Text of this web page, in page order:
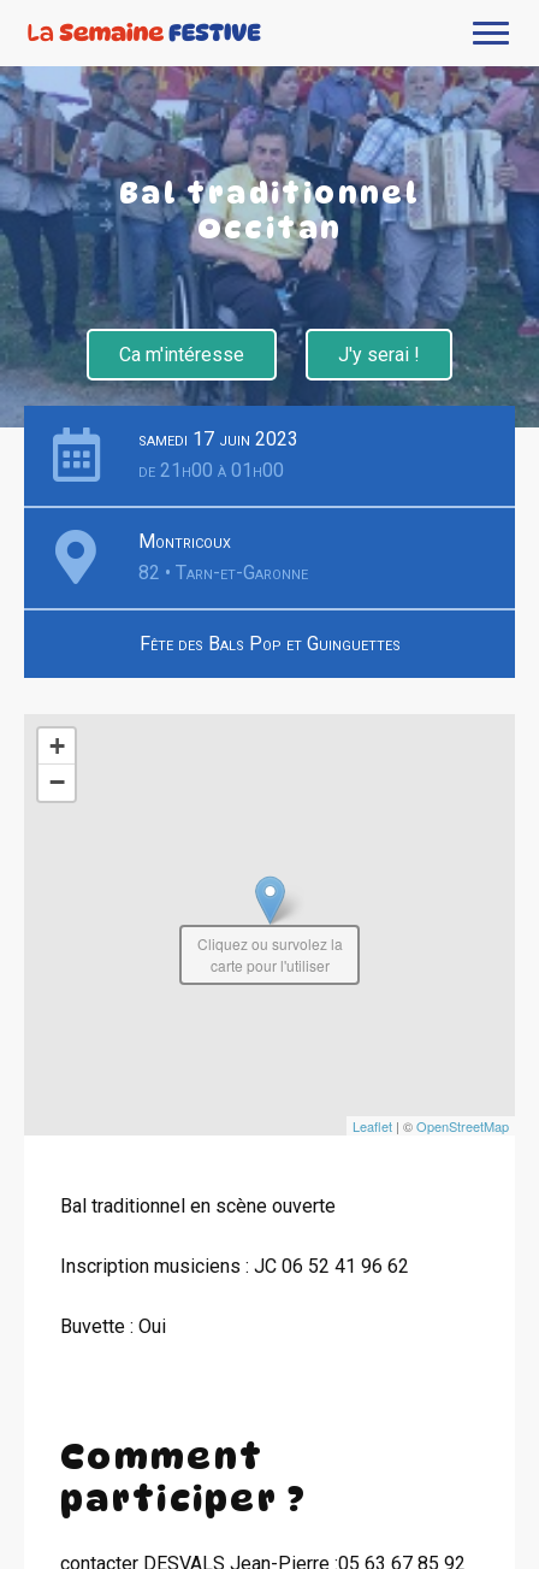
Bal traditionnel
Occitan
Ca m'intéresse J'y serai !
samedi 17 juin 2023
de 21h00 à 01h00
Montricoux
82 • Tarn-et-Garonne
Fête des Bals Pop et Guinguettes
+
−
Leaflet | ©OpenStreetMap
Cliquez ou survolez la
carte pour l'utiliser
Bal traditionnel en scène ouverte
Inscription musiciens : JC 06 52 41 96 62
Buvette : Oui
Comment
participer ?
contacter DESVALS Jean-Pierre :05 63 67 85 92